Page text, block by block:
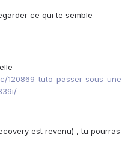
ce qui te semble
120869-tuto-passer-sous-une-
est revenu) , tu pourras